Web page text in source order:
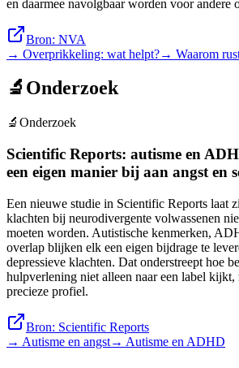
en daarmee navolgbaar worden voor andere
Bron: NVA
→ Overprikkeling: wat helpt?→ Waarom
🔬 Onderzoek
🔬 Onderzoek
Scientific Reports: autisme en
een eigen manier bij aan angst en
Een nieuwe studie in Scientific Reports laat
klachten bij neurodivergente volwassenen
moeten worden. Autistische kenmerken,
overlap blijken elk een eigen bijdrage te
depressieve klachten. Dat onderstreept hoe
hulpverlening niet alleen naar een label kijkt,
precieze profiel.
Bron: Scientific Reports
→ Autisme en angst→ Autisme en ADHD